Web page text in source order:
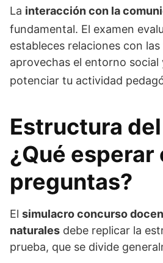
La interacción con la
fundamental. El examen
estableces relaciones con
aprovechas el entorno
potenciar tu actividad
Estructura
¿Qué esperar
preguntas?
El simulacro concurso
naturales debe replicar la
prueba, que se divide